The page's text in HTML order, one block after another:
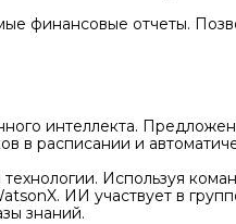
финансовые отчеты.
интеллекта.
в расписании и
Используя
ИИ участвует в
знаний.